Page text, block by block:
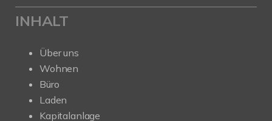
INHALT
Über uns
Wohnen
Büro
Laden
Kapitalanlage